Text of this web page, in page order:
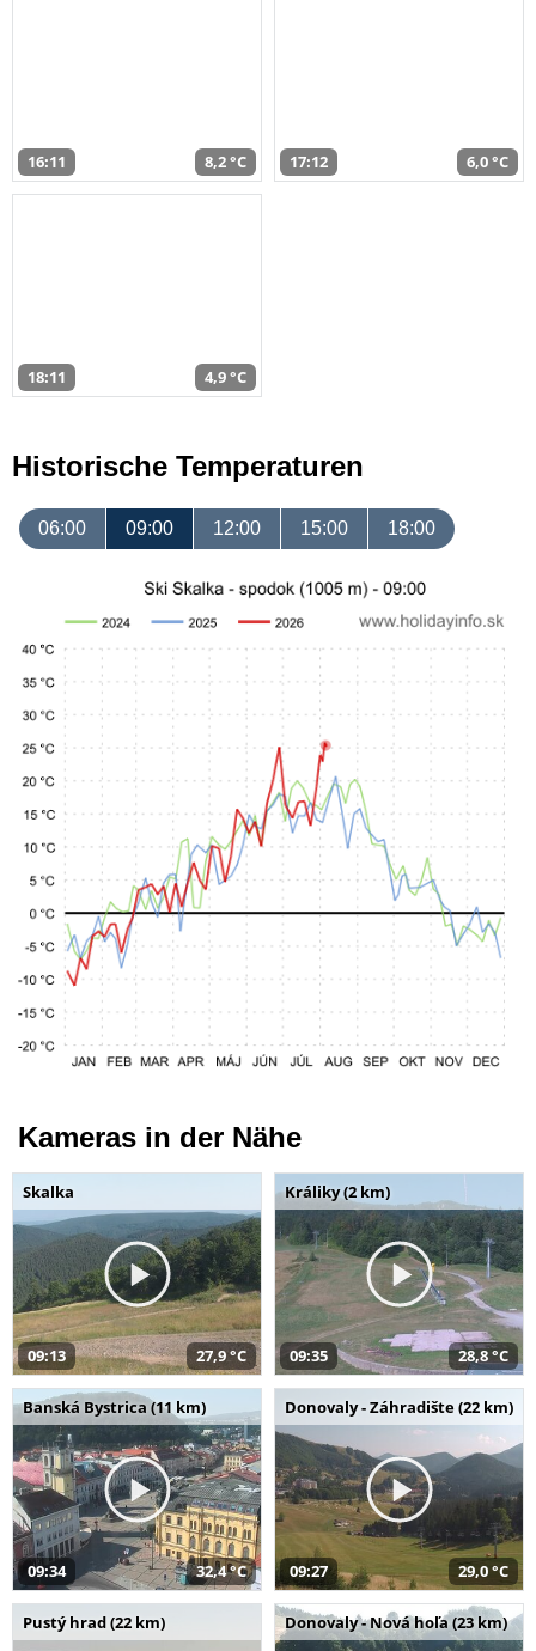
16:11 8,2 °C 17:12 6,0 °C
18:11 4,9 °C
Historische Temperaturen
06:00 09:00 12:00 15:00 18:00
Kameras in der Nähe
Skalka
09:13 27,9 °C
Králiky (2 km)
09:35 28,8 °C
Banská Bystrica (11 km)
09:34 32,4 °C
Donovaly - Záhradište (22 km)
09:27 29,0 °C
Pustý hrad (22 km) Donovaly - Nová hoľa (23 km)